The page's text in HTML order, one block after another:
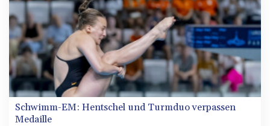
Schwimm-EM: Hentschel und Turmduo verpassen
Medaille